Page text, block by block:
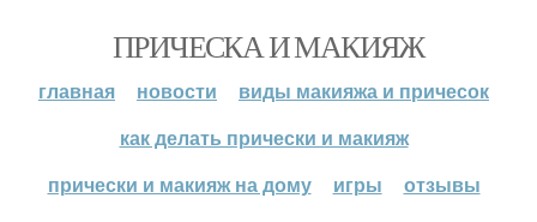
ПРИЧЕСКА И МАКИЯЖ
главная новости
виды макияжа и причесок
как делать прически и макияж
прически и макияж на дому
игры отзывы